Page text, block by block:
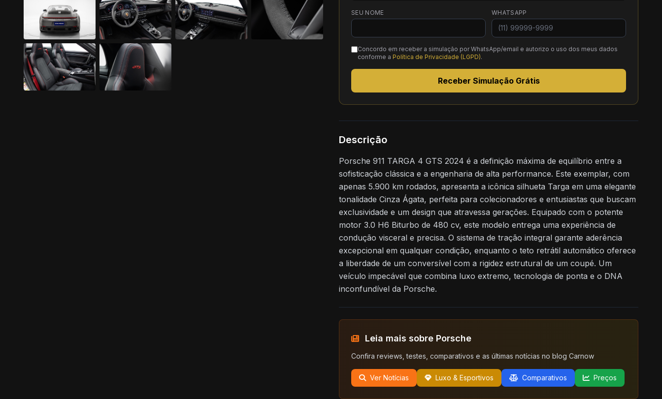
SEU NOME WHATSAPP
Concordo em receber a simulação por WhatsApp/email e autorizo o uso dos meus dados
conforme a Política de Privacidade (LGPD).
Receber Simulação Grátis
Descrição
Porsche 911 TARGA 4 GTS 2024 é a definição máxima de equilíbrio entre a
sofisticação clássica e a engenharia de alta performance. Este exemplar, com
apenas 5.900 km rodados, apresenta a icônica silhueta Targa em uma elegante
tonalidade Cinza Ágata, perfeita para colecionadores e entusiastas que buscam
exclusividade e um design que atravessa gerações. Equipado com o potente
motor 3.0 H6 Biturbo de 480 cv, este modelo entrega uma experiência de
condução visceral e precisa. O sistema de tração integral garante aderência
excepcional em qualquer condição, enquanto o teto retrátil automático oferece
a liberdade de um conversível com a rigidez estrutural de um coupé. Um
veículo impecável que combina luxo extremo, tecnologia de ponta e o DNA
inconfundível da Porsche.
Leia mais sobre Porsche
Confira reviews, testes, comparativos e as últimas notícias no blog Carnow
Ver Notícias Luxo & Esportivos Comparativos Preços